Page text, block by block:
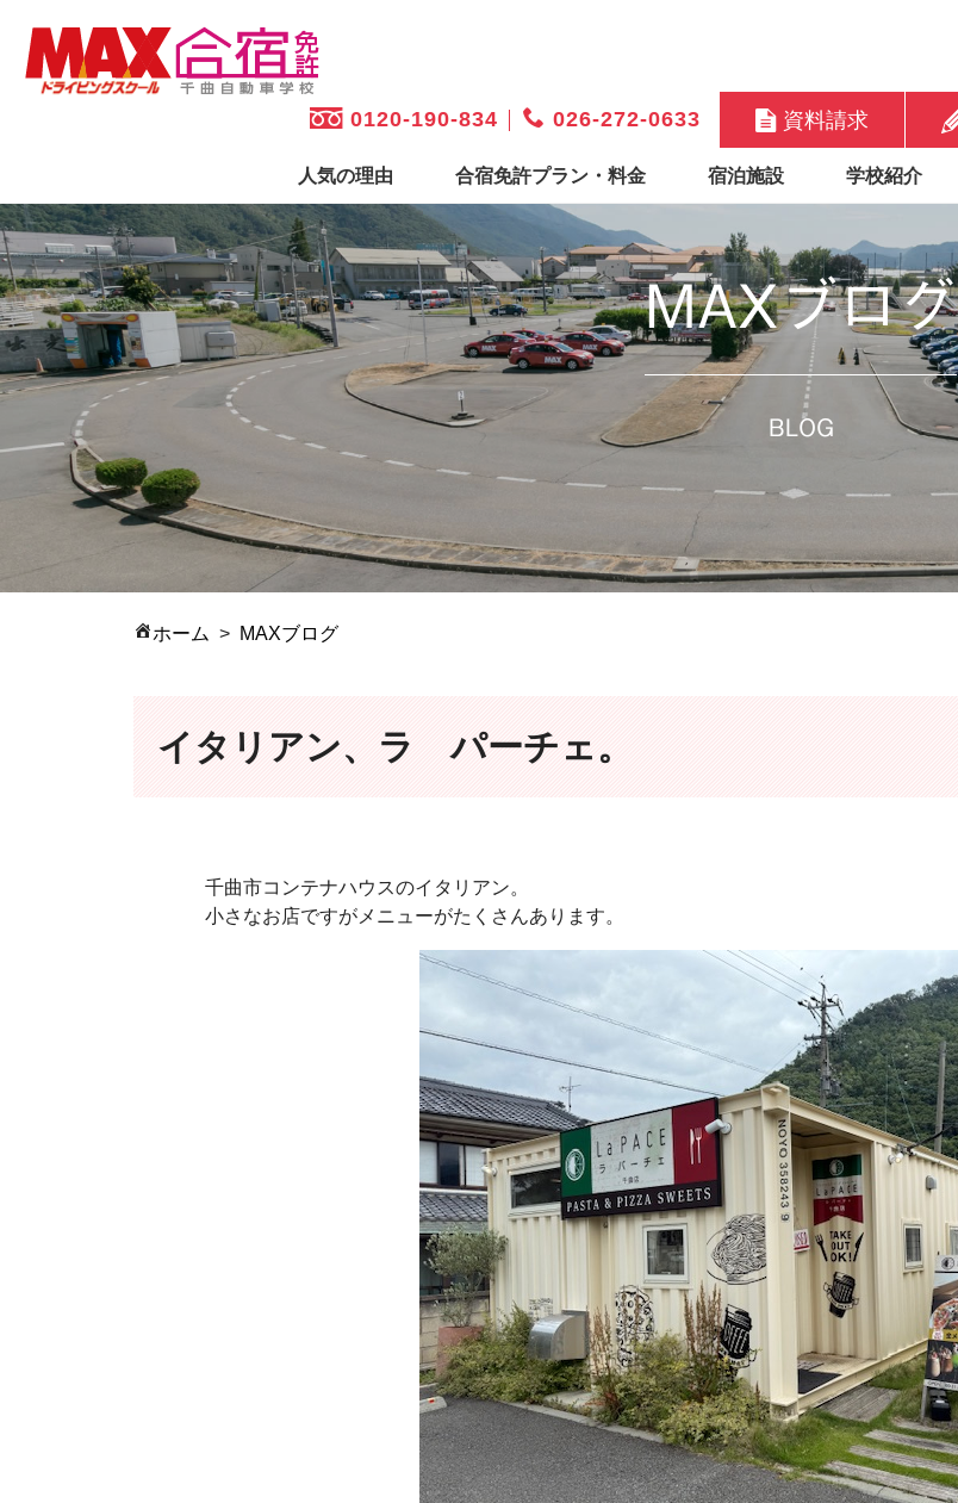
0120-190-834 026-272-0633 資料請求
人気の理由 合宿免許プラン・料金 宿泊施設 学校紹介
MAXブログ
BLOG
ホーム MAXブログ
イタリアン、ラ パーチェ。
千曲市コンテナハウスのイタリアン。
小さなお店ですがメニューがたくさんあります。